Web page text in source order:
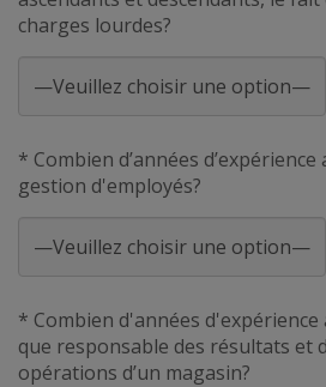
charges lourdes?
* Combien d’années
gestion d'employés?
* Combien d'années
que responsable des résultats et
opérations d’un magasin?